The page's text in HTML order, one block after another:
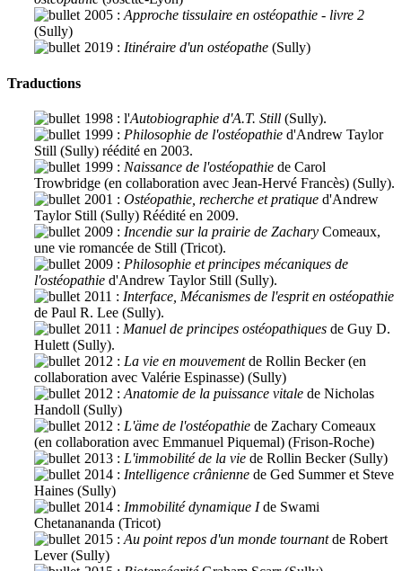
2005 :Approche tissulaire en ostéopathie - livre 2
(Sully)
2019 : Itinéraire d'un ostéopathe (Sully)
Traductions
1998 : l'Autobiographie d'A.T. Still (Sully).
1999 : Philosophie de l'ostéopathie d'Andrew Taylor
Still (Sully) réédité en 2003.
1999 : Naissance de l'ostéopathie de Carol
Trowbridge (en collaboration avec Jean-Hervé Francès) (Sully).
2001 : Ostéopathie, recherche et pratique d'Andrew
Taylor Still (Sully) Réédité en 2009.
2009 : Incendie sur la prairie de Zachary Comeaux,
une vie romancée de Still (Tricot).
2009 : Philosophie et principes mécaniques de
l'ostéopathie d'Andrew Taylor Still (Sully).
2011 : Interface, Mécanismes de l'esprit en ostéopathie
de Paul R. Lee (Sully).
2011 : Manuel de principes ostéopathiques de Guy D.
Hulett (Sully).
2012 : La vie en mouvementde Rollin Becker (en
collaboration avec Valérie Espinasse) (Sully)
2012 : Anatomie de la puissance vitale de Nicholas
Handoll (Sully)
2012 : L'äme de l'ostéopathie de Zachary Comeaux
(en collaboration avec Emmanuel Piquemal) (Frison-Roche)
2013 : L'immobilité de la vie de Rollin Becker (Sully)
2014 : Intelligence crânienne de Ged Summer et Steve
Haines (Sully)
2014 : Immobilité dynamique Ide Swami
Chetanananda (Tricot)
2015 : Au point repos d'un monde tournantde Robert
Lever (Sully)